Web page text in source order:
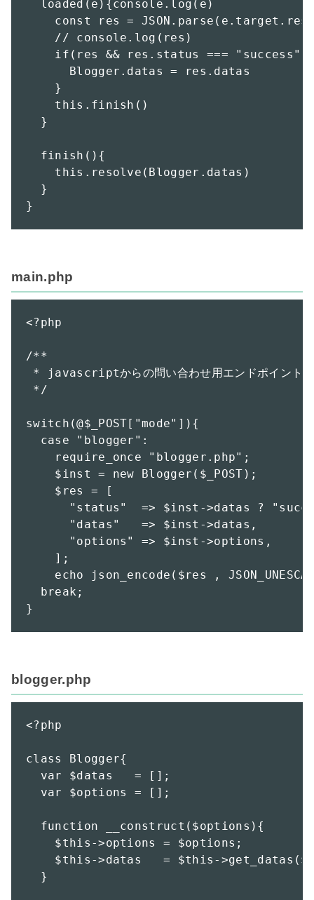
  loaded(e){console.log(e)
const res =
    // console.log(res)
if(res && res.status ===
      Blogger.datas = res.datas
    }
    this.finish()
  }
  finish(){
    this.resolve(Blogger.datas)
  }
}
main.php
<?php
/**
* javascriptからの問い合わせ用エンドポイント
*/
switch(@$_POST["mode"]){
  case "blogger":
    require_once "blogger.php";
    $inst = new Blogger($_POST);
    $res = [
"status"  => $inst->datas ?
      "datas"   => $inst->datas,
      "options" => $inst->options,
    ];
echo json_encode($res ,
  break;
}
blogger.php
<?php
class Blogger{
  var $datas   = [];
  var $options = [];
  function __construct($options){
    $this->options = $options;
$this->datas   = $this-
  }